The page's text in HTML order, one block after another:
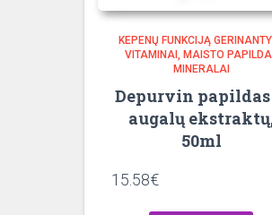
KEPENŲ FUNKCIJĄ
VITAMINAI, MAISTO
MINERALAI
Depurvin
augalų
50ml
15.58€